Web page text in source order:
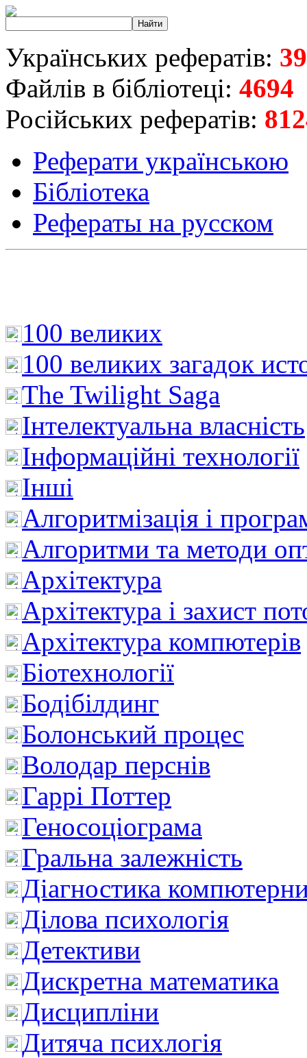
Українських рефератів:
Файлів в бібліотеці: 4694
Російських рефератів:
Реферати українською
Бібліотека
Рефераты на русском
100 великих
100 великих загадок
The Twilight Saga
Інтелектуальна влaсність
Інформаційні технології
Інші
Алгоритмізація і
Алгоритми та методи
Архітектура
Архітектура і захист
Архітектура компютерів
Біотехнології
Бодібілдинг
Болонський процес
Володар перснів
Гаррі Поттер
Геносоціограма
Гральна залежність
Діагностика
Ділова психологія
Детективи
Дискретна математика
Дисципліни
Дитяча психлогія